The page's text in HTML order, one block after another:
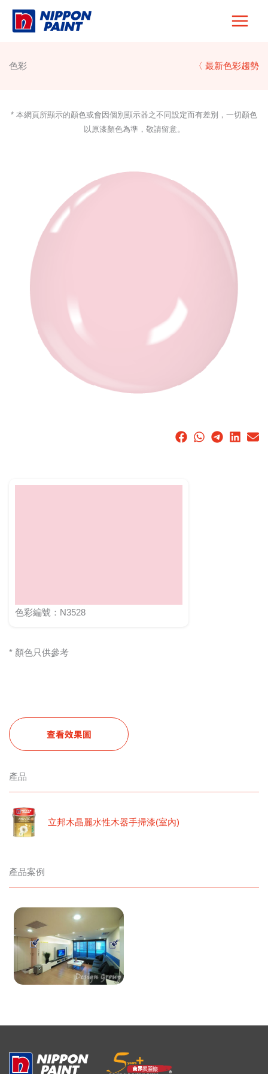
Skip
色彩 〈 最新色彩趨勢
* 本網頁所顯示的顏色或會因個別顯示器之不同設定而有差別，一切顏色
以原漆顏色為準，敬請留意。
色彩編號：N3528
* 顏色只供參考
查看效果圖
產品
立邦木晶麗水性木器手掃漆(室內)
產品案例